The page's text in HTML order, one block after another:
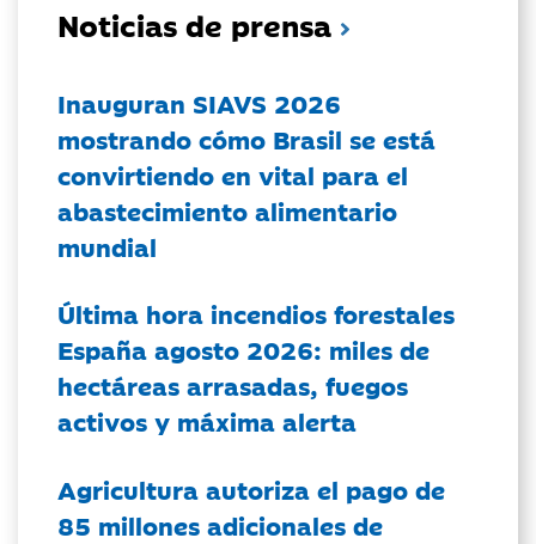
Noticias de prensa
Inauguran SIAVS 2026
mostrando cómo Brasil se está
convirtiendo en vital para el
abastecimiento alimentario
mundial
Última hora incendios forestales
España agosto 2026: miles de
hectáreas arrasadas, fuegos
activos y máxima alerta
Agricultura autoriza el pago de
85 millones adicionales de